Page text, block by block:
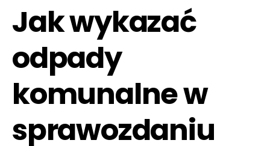
Jak wykazać
odpady
komunalne w
sprawozdaniu